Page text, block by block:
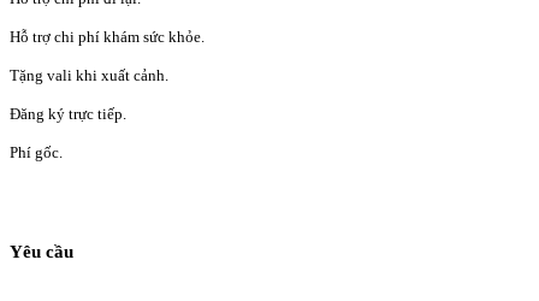
Hỗ trợ chi phí khám sức khỏe.
Tặng vali khi xuất cảnh.
Đăng ký trực tiếp.
Phí gốc.
Yêu cầu